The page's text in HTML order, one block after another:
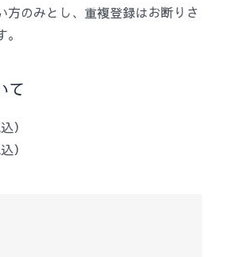
方のみとし、重複登録はお断りさ
て
）
）